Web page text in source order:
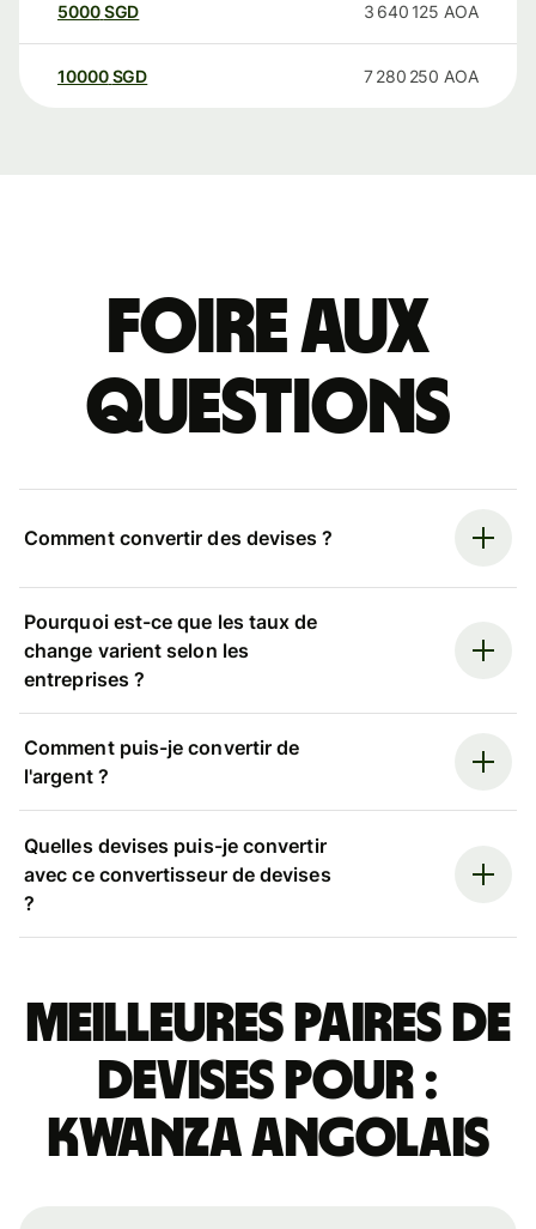
5000SGD 3 640 125 AOA
10000 SGD 7 280 250 AOA
Foire aux
questions
Comment convertir des devises ?
Pourquoi est-ce que les taux de
change varient selon les
entreprises ?
Comment puis-je convertir de
l'argent ?
Quelles devises puis-je convertir
avec ce convertisseur de devises
?
Meilleures paires de
devises pour :
kwanza angolais